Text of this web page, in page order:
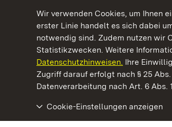
Wir verwenden Cookies, um Ihnen
erster Linie handelt es sich dabei
notwendig sind. Zudem nutzen wir
Statistikzwecken. Weitere
Datenschutzhinweisen. Ihre
Zugriff darauf erfolgt nach § 25
Datenverarbeitung nach Art. 6 Abs.
Cookie-Einstellungen anzeigen
Kommen. Staunen. Genießen.